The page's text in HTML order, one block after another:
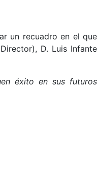
un recuadro en el que
D. Luis Infante
éxito en sus futuros